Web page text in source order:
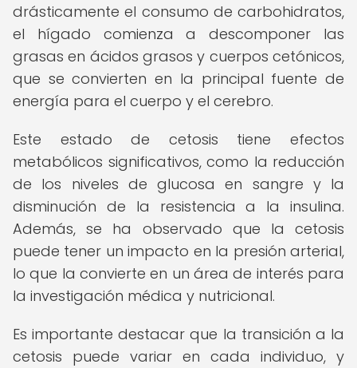
drásticamente el consumo de carbohidratos,
el hígado comienza a descomponer las
grasas en ácidos grasos y cuerpos cetónicos,
que se convierten en la principal fuente de
energía para el cuerpo y el cerebro.
Este estado de cetosis tiene efectos
metabólicos significativos, como la reducción
de los niveles de glucosa en sangre y la
disminución de la resistencia a la insulina.
Además, se ha observado que la cetosis
puede tener un impacto en la presión arterial,
lo que la convierte en un área de interés para
la investigación médica y nutricional.
Es importante destacar que la transición a la
cetosis puede variar en cada individuo, y